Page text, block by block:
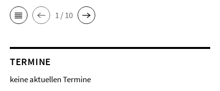
1 / 10
TERMINE
keine aktuellen Termine